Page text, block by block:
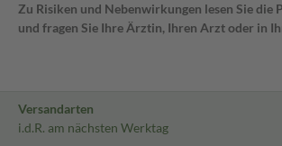
Zu Risiken und Nebenwirkungen lesen Sie die
und fragen Sie Ihre Ärztin, Ihren Arzt oder in
Versandarten
i.d.R. am nächsten Werktag